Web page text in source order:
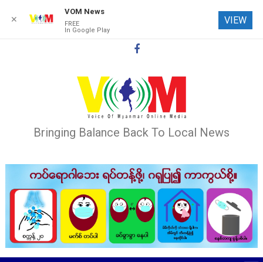
Bringing Balance Back To Local News
✕
VOM News
FREE
In Google Play
VIEW